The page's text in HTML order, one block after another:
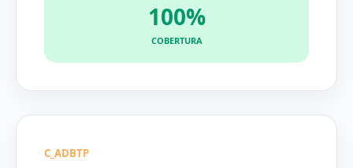
100%
COBERTURA
C_ADBTP